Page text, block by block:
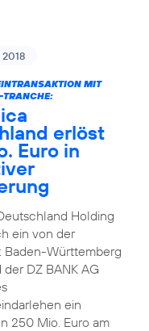
MIT
erlöst
Euro in
Holding
ein von der
Baden-Württemberg
DZ BANK AG
ein
250 Mio. Euro am